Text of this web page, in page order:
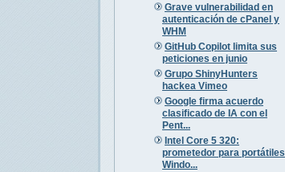
Grave vulnerabilidad en
autenticación de cPanel y
WHM
GitHub Copilot limita sus
peticiones en junio
Grupo ShinyHunters
hackea Vimeo
Google firma acuerdo
clasificado de IA con el
Pent...
Intel Core 5 320:
prometedor para portátiles
Windo...